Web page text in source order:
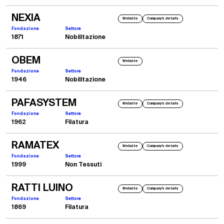
NEXIA Website Company's details
Fondazione Settore
1871 Nobilitazione
OBEM Website
Fondazione Settore
1946 Nobilitazione
PAFASYSTEM Website Company's details
Fondazione Settore
1962 Filatura
RAMATEX Website Company's details
Fondazione Settore
1999 Non Tessuti
RATTI LUINO Website Company's details
Fondazione Settore
1869 Filatura